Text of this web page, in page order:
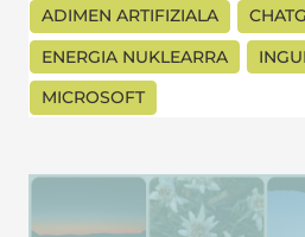
ADIMEN ARTIFIZIALA
ENERGIA NUKLEARRA
MICROSOFT